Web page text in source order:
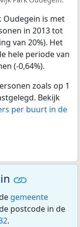
Oudegein is met
in 2013 tot
van 20%). Het
hele periode van
(-0,64%).
zoals op 1
Bekijk
per buurt in de
gemeente
postcode in de
.